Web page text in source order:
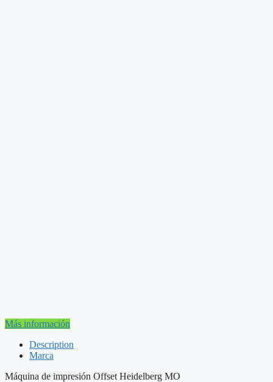
Más información
Description
Marca
Máquina de impresión Offset Heidelberg MO